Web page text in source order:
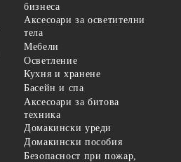
бизнеса
Аксесоари за осветителни
тела
Мебели
Осветление
Кухня и хранене
Басейн и спа
Аксесоари за битова
техника
Домакински уреди
Домакински пособия
Безопасност при пожар,